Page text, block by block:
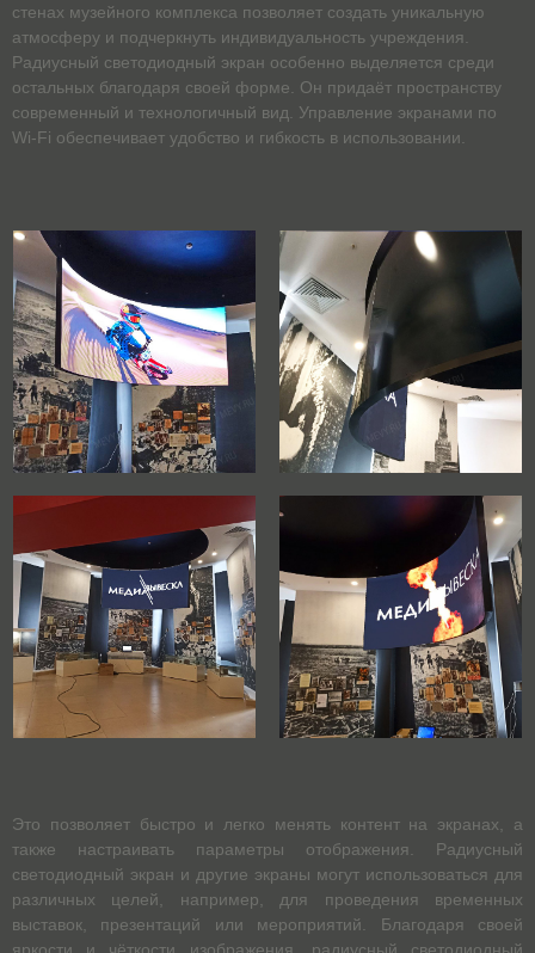
стенах музейного комплекса позволяет создать уникальную
атмосферу и подчеркнуть индивидуальность учреждения.
Радиусный светодиодный экран особенно выделяется среди
остальных благодаря своей форме. Он придаёт пространству
современный и технологичный вид. Управление экранами по
Wi-Fi обеспечивает удобство и гибкость в использовании.
Это позволяет быстро и легко менять контент на экранах, а
также настраивать параметры отображения. Радиусный
светодиодный экран и другие экраны могут использоваться для
различных целей, например, для проведения временных
выставок, презентаций или мероприятий. Благодаря своей
яркости и чёткости изображения, радиусный светодиодный